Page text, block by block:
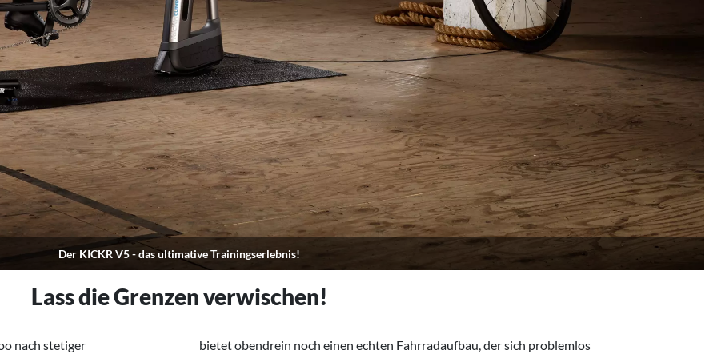
Der KICKR V5 - das ultimative Trainingserlebnis!
Lass die Grenzen verwischen!
nach stetiger
sich problemlos